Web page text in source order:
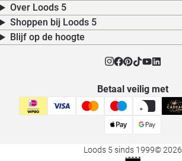
Over Loods 5
Shoppen bij Loods 5
Blijf op de hoogte
Betaal veilig met
Loods 5 sinds 1999© 2026